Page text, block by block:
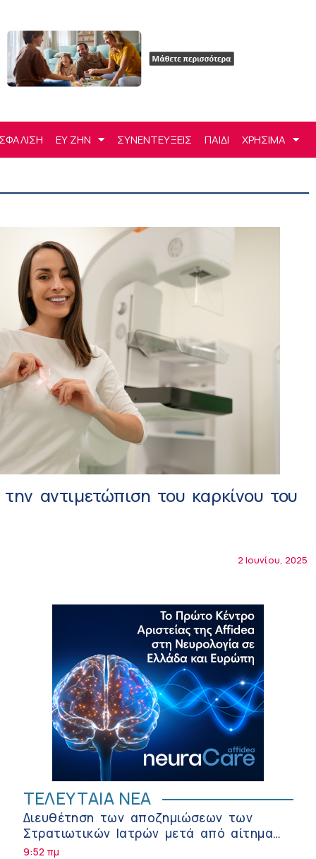
ΕΥ ΖΗΝ ΣΥΝΕΝΤΕΥΞΕΙΣ ΠΑΙΔΙ ΧΡΗΣΙΜΑ
αντιμετώπιση του καρκίνου του
2 Ιουνίου, 2025
ΤΕΛΕΥΤΑΙΑ ΝΕΑ
Διευθέτηση των αποζημιώσεων των
Στρατιωτικών Ιατρών μετά από αίτημα
του ΙΣΑ
9:52 πμ